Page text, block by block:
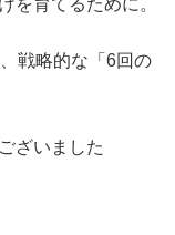
を育てるために。
戦略的な「6回の
ざいました